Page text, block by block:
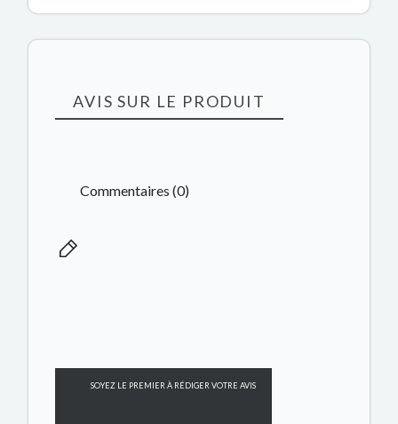
AVIS SUR LE PRODUIT
Commentaires (0)
SOYEZ LE PREMIER À RÉDIGER VOTRE AVIS